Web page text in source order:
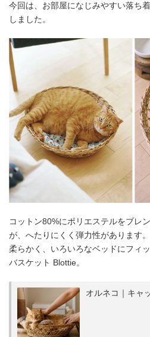
今回は、お部屋になじみやすい落ち
しました。
コットン80%にポリエステルをブレ
が、へたりにくく弾力性があります。
柔らかく、いろいろなベッドにフィ
バスケット Blottie。
オルネコ｜キャ